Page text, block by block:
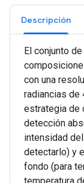
Descripción
El conjunto
con una
radiancias de
estrategia de
detección
intensidad
detectarlo) y
fondo (para